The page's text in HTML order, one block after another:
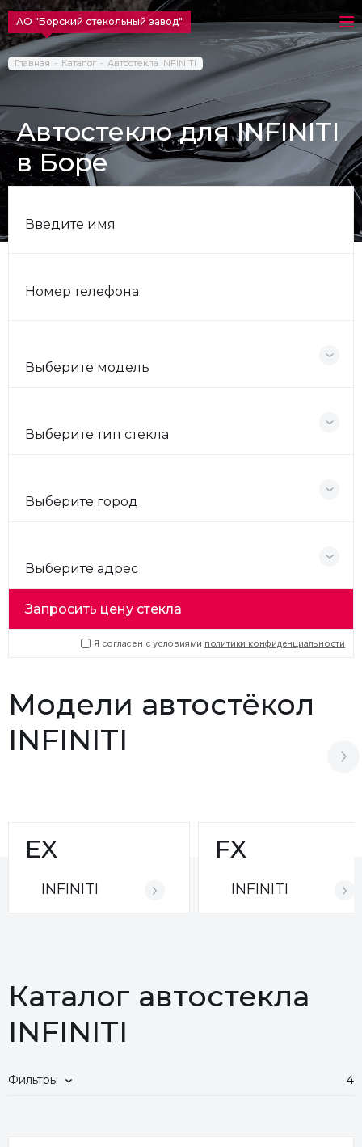
АО "Борский стекольный завод"
Главная Каталог Автостекла INFINITI
Автостекло для INFINITI
в Боре
Введите имя
Номер телефона
Выберите модель
Выберите тип стекла
Выберите город
Выберите адрес
Запросить цену стекла
Я согласен с условиями политики конфиденциальности
Модели автостёкол
INFINITI
EX
INFINITI
FX
INFINITI
Каталог автостекла
INFINITI
Фильтры 4